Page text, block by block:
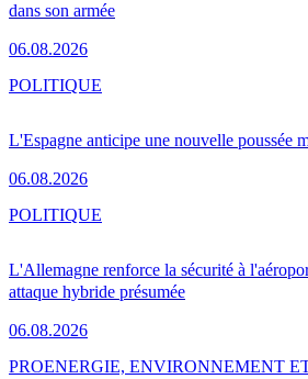
dans son armée
06.08.2026
L'Espagne anticipe une nouvelle poussée
06.08.2026
POLITIQUE
L'Allemagne renforce la sécurité à
attaque hybride présumée
06.08.2026
POLITIQUE
PROENERGIE, ENVIRONNEMENT